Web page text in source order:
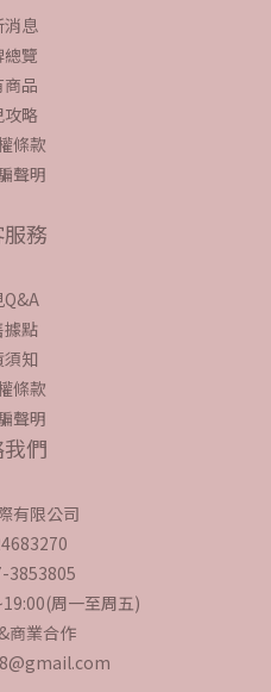
消息
總覽
商品
攻略
條款
聲明
務
Q&A
據點
須知
條款
聲明
們
有限公司
3853805
周一至周五)
商業合作